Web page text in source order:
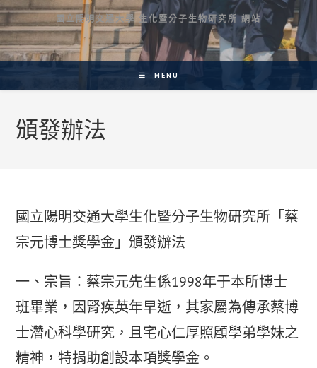
國立陽明交通大學 生化暨分子生物研究所 網站
MENU
頒發辦法
國立陽明交通大學生化暨分子生物研究所「蔡
宗元博士獎學金」頒發辦法
一、宗旨：蔡宗元先生係1998年于本所博士
班畢業，因腎疾英年早逝，其家屬為傳承蔡博
士濳心科學研究，且宅心仁厚照顧學弟學妹之
精神，特捐助創設本項獎學金。